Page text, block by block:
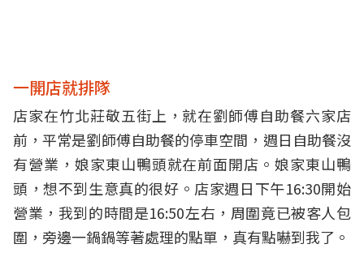
一開店就排隊
店家在竹北莊敬五街上，就在劉師傅自助餐六家店
前，平常是劉師傅自助餐的停車空間，週日自助餐沒
有營業，娘家東山鴨頭就在前面開店。娘家東山鴨
頭，想不到生意真的很好。店家週日下午16:30開始
營業，我到的時間是16:50左右，周圍竟已被客人包
圍，旁邊一鍋鍋等著處理的點單，真有點嚇到我了。